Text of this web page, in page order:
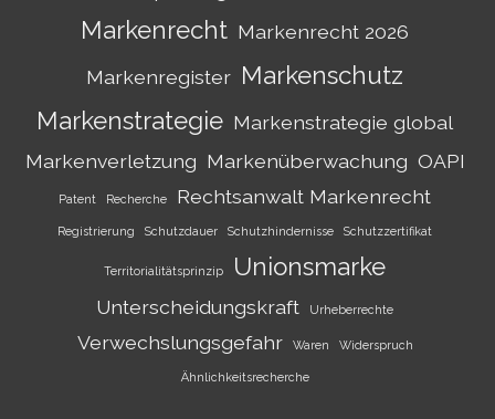
Markenrecht Markenrecht 2026
Markenregister Markenschutz
Markenstrategie Markenstrategie global
Markenverletzung Markenüberwachung OAPI
Patent Recherche Rechtsanwalt Markenrecht
Registrierung Schutzdauer Schutzhindernisse Schutzzertifikat
Territorialitätsprinzip Unionsmarke
Unterscheidungskraft Urheberrechte
Verwechslungsgefahr Waren Widerspruch
Ähnlichkeitsrecherche